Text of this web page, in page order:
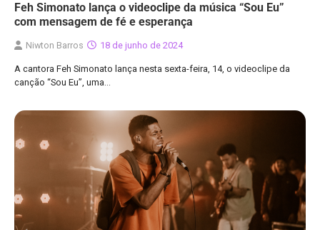
Feh Simonato lança o videoclipe da música “Sou Eu”
com mensagem de fé e esperança
Niwton Barros 18 de junho de 2024
​​​​​​​A cantora Feh Simonato lança nesta sexta-feira, 14, o videoclipe da
canção “Sou Eu”, uma…